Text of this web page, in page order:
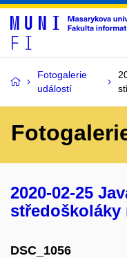
Fotogalerie
událostí
2020-02-25
středoškoláky
DSC_1056